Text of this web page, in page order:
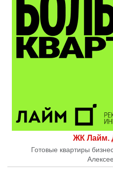
ЖК Лайм.
Готовые квартиры